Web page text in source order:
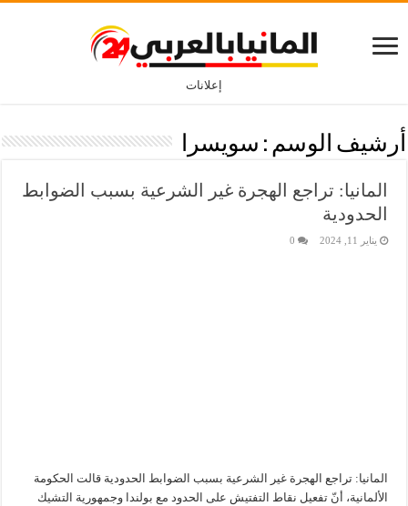
إعلانات
أرشيف الوسم : سويسرا
المانيا: تراجع الهجرة غير الشرعية بسبب الضوابط
الحدودية
يناير 11, 2024 0
المانيا: تراجع الهجرة غير الشرعية بسبب الضوابط الحدودية قالت الحكومة
الألمانية، أنّ تفعيل نقاط التفتيش على الحدود مع بولندا وجمهورية التشيك